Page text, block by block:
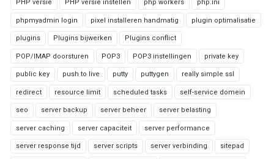
PHP versie PHP versie instellen php workers php.ini
phpmyadmin login pixel installeren handmatig plugin optimalisatie
plugins Plugins bijwerken Plugins conflict
POP/IMAP doorsturen POP3 POP3 instellingen private key
public key push to live putty puttygen really simple ssl
redirect resource limit scheduled tasks self-service domein
seo server backup server beheer server belasting
server caching server capaciteit server performance
server response tijd server scripts server verbinding sitepad